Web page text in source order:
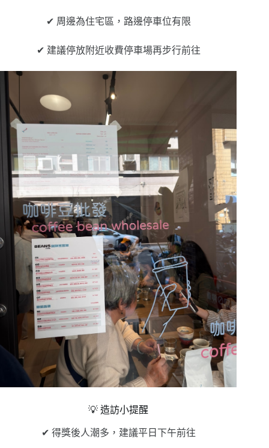
✔ 周邊為住宅區，路邊停車位有限
✔ 建議停放附近收費停車場再步行前往
💡 造訪小提醒
✔ 得獎後人潮多，建議平日下午前往